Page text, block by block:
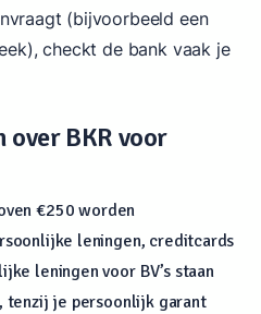
(bijvoorbeeld een
checkt de bank vaak je
BKR voor
€250 worden
leningen, creditcards
leningen voor BV’s staan
tenzij je persoonlijk garant